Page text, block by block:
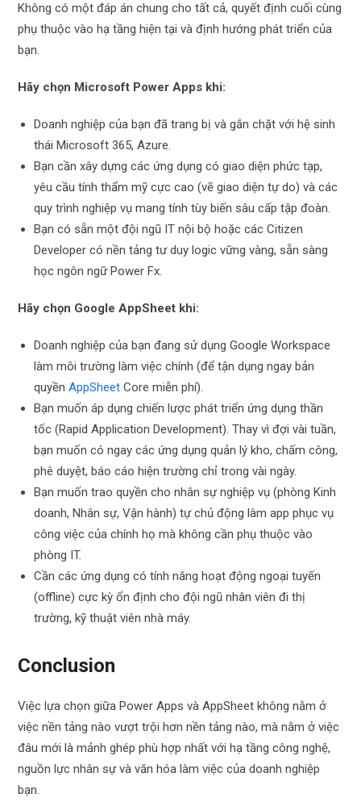
Không có một đáp án chung cho tất cả, quyết định cuối cùng
phụ thuộc vào hạ tầng hiện tại và định hướng phát triển của
bạn.
Hãy chọn Microsoft Power Apps khi:
Doanh nghiệp của bạn đã trang bị và gắn chặt với hệ sinh
thái Microsoft 365, Azure.
Bạn cần xây dựng các ứng dụng có giao diện phức tạp,
yêu cầu tính thẩm mỹ cực cao (vẽ giao diện tự do) và các
quy trình nghiệp vụ mang tính tùy biến sâu cấp tập đoàn.
Bạn có sẵn một đội ngũ IT nội bộ hoặc các Citizen
Developer có nền tảng tư duy logic vững vàng, sẵn sàng
học ngôn ngữ Power Fx.
Hãy chọn Google AppSheet khi:
Doanh nghiệp của bạn đang sử dụng Google Workspace
làm môi trường làm việc chính (để tận dụng ngay bản
quyềnAppSheet Core miễn phí).
Bạn muốn áp dụng chiến lược phát triển ứng dụng thần
tốc (Rapid Application Development). Thay vì đợi vài tuần,
bạn muốn có ngay các ứng dụng quản lý kho, chấm công,
phê duyệt, báo cáo hiện trường chỉ trong vài ngày.
Bạn muốn trao quyền cho nhân sự nghiệp vụ (phòng Kinh
doanh, Nhân sự, Vận hành) tự chủ động làm app phục vụ
công việc của chính họ mà không cần phụ thuộc vào
phòng IT.
Cần các ứng dụng có tính năng hoạt động ngoại tuyến
(offline) cực kỳ ổn định cho đội ngũ nhân viên đi thị
trường, kỹ thuật viên nhà máy.
Conclusion
Việc lựa chọn giữa Power Apps và AppSheet không nằm ở
việc nền tảng nào vượt trội hơn nền tảng nào, mà nằm ở việc
đâu mới là mảnh ghép phù hợp nhất với hạ tầng công nghệ,
nguồn lực nhân sự và văn hóa làm việc của doanh nghiệp
bạn.